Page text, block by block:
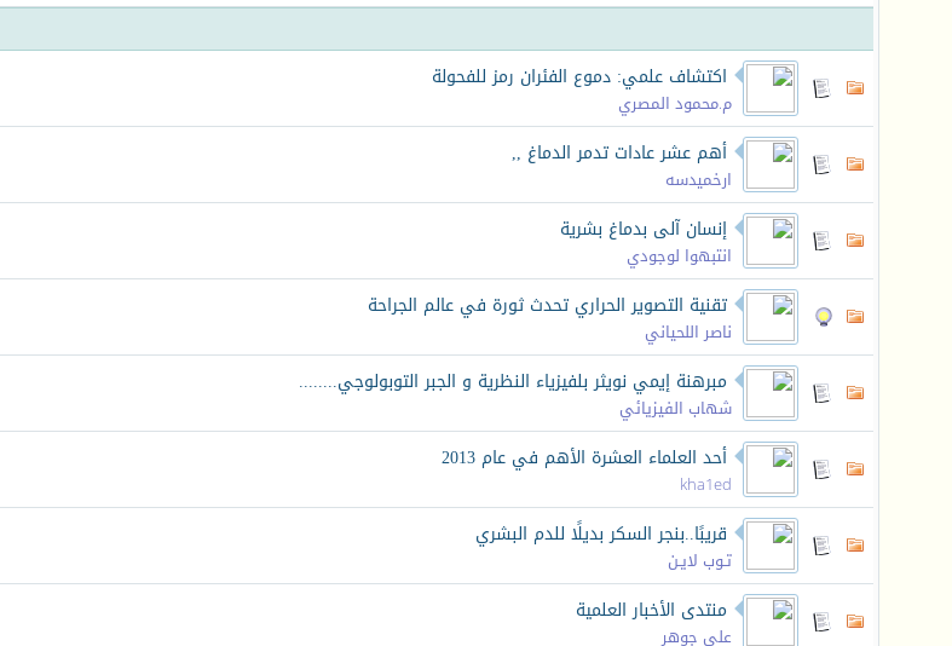
اكتشاف علمي: دموع الفئران رمز للفحولة
م.محمود المصري
أهم عشر عادات تدمر الدماغ ,,
ارخميدسه
إنسان آلى بدماغ بشرية
انتبهوا لوجودي
تقنية التصوير الحراري تحدث ثورة في عالم الجراحة
ناصر اللحياني
مبرهنة إيمي نويثر بلفيزياء النظرية و الجبر التوبولوجي........
شهاب الفيزيائي
أحد العلماء العشرة الأهم في عام 2013
kha1ed
قريبًا..بنجر السكر بديلًا للدم البشري
تـوب لايـن
منتدى الأخبار العلمية
على جوهر